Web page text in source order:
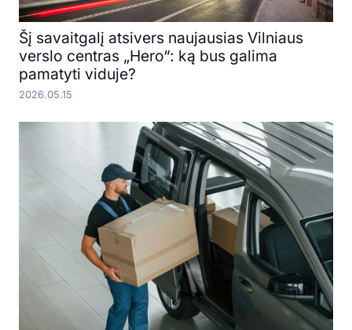
Šį savaitgalį atsivers naujausias Vilniaus
verslo centras „Hero“: ką bus galima
pamatyti viduje?
2026.05.15